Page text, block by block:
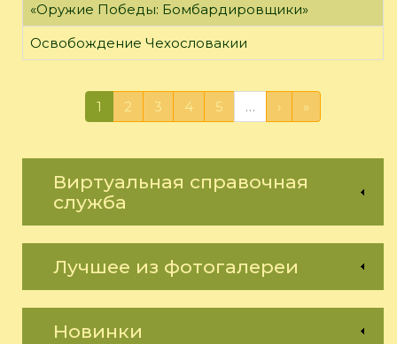
«Оружие Победы: Бомбардировщики»
Освобождение Чехословакии
1 2 3 4 5 … › »
Виртуальная справочная
служба
Лучшее из фотогалереи
Новинки